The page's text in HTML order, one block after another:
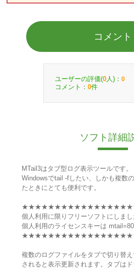
コメント
ユーザーの評価(0 人)： 0
コメント： 0件
ソフト詳細
MTail3はタブ型ログ表示ツールです。
Windowsでtail -fしたい、しかも複数
たときにとても便利です。
個人利用に限りフリーソフトにしまし
個人利用のライセンスキーは
複数のログファイルをタブで切り替
されると表示更新されます。タブは